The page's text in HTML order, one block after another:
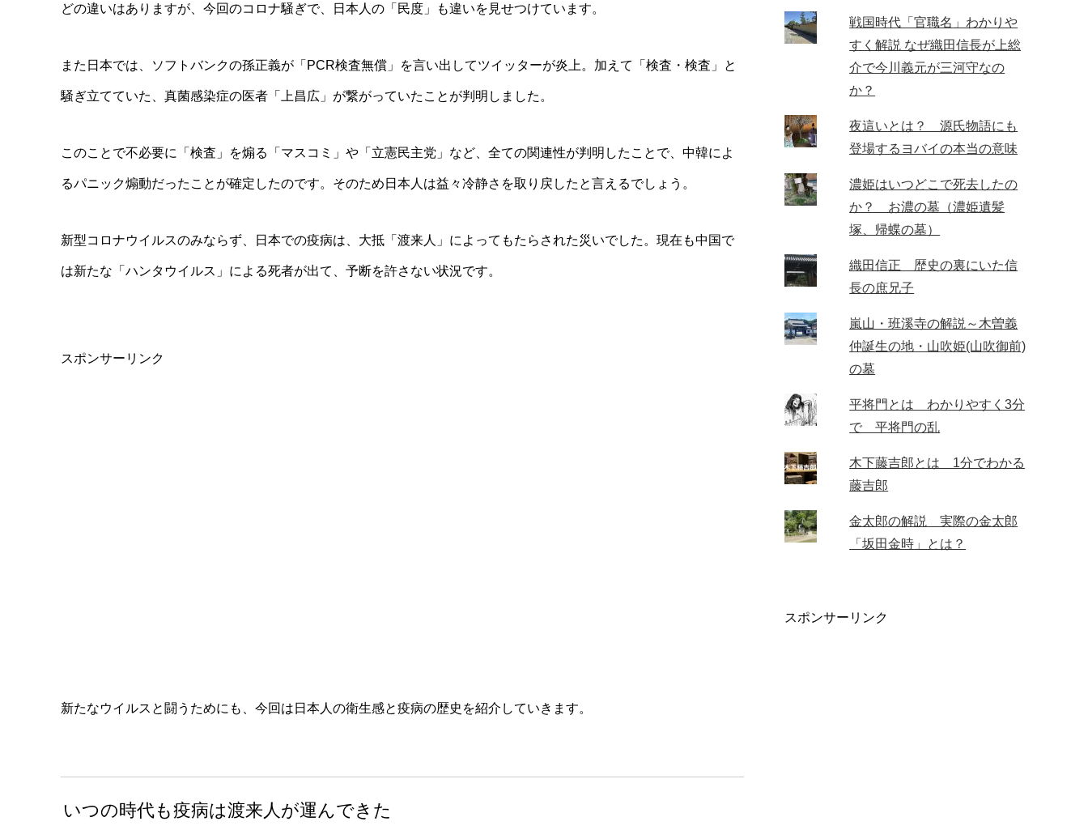
どの違いはありますが、今回のコロナ騒ぎで、日本人の「民度」も違いを見せつけています。
また日本では、ソフトバンクの孫正義が「PCR検査無償」を言い出してツイッターが炎上。加えて「検査・検査」と
騒ぎ立てていた、真菌感染症の医者「上昌広」が繋がっていたことが判明しました。
このことで不必要に「検査」を煽る「マスコミ」や「立憲民主党」など、全ての関連性が判明したことで、中韓によ
るパニック煽動だったことが確定したのです。そのため日本人は益々冷静さを取り戻したと言えるでしょう。
新型コロナウイルスのみならず、日本での疫病は、大抵「渡来人」によってもたらされた災いでした。現在も中国で
は新たな「ハンタウイルス」による死者が出て、予断を許さない状況です。
スポンサーリンク
新たなウイルスと闘うためにも、今回は日本人の衛生感と疫病の歴史を紹介していきます。
いつの時代も疫病は渡来人が運んできた
戦国時代「官職名」わかりや
すく解説 なぜ織田信長が上総
介で今川義元が三河守なの
か？
夜這いとは？ 源氏物語にも
登場するヨバイの本当の意味
濃姫はいつどこで死去したの
か？ お濃の墓（濃姫遺髪
塚、帰蝶の墓）
織田信正 歴史の裏にいた信
長の庶兄子
嵐山・班溪寺の解説～木曽義
仲誕生の地・山吹姫(山吹御前)
の墓
平将門とは わかりやすく3分
で 平将門の乱
木下藤吉郎とは 1分でわかる
藤吉郎
金太郎の解説 実際の金太郎
「坂田金時」とは？
スポンサーリンク